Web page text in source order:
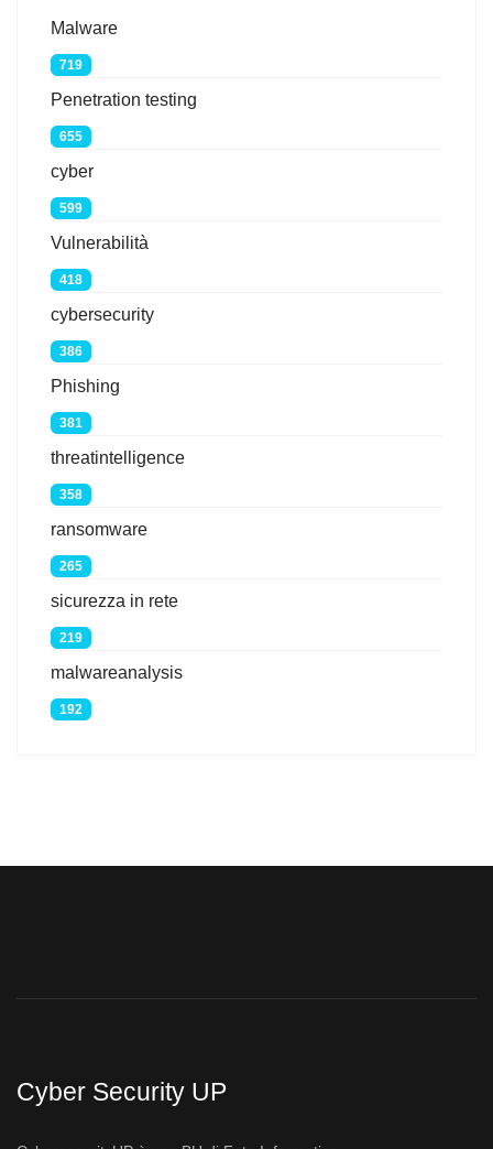
Malware
719
Penetration testing
655
cyber
599
Vulnerabilità
418
cybersecurity
386
Phishing
381
threatintelligence
358
ransomware
265
sicurezza in rete
219
malwareanalysis
192
Cyber Security UP